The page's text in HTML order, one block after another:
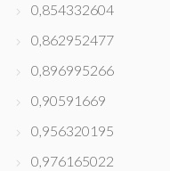
0,854332604
0,862952477
0,896995266
0,90591669
0,956320195
0,976165022